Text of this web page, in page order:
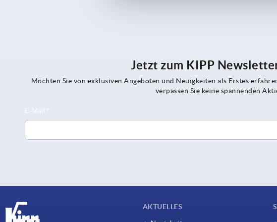
Jetzt zum KIPP
Möchten Sie von exklusiven Angeboten und Neuigkeiten als Erstes
verpassen Sie keine spannenden
AKTUELLES